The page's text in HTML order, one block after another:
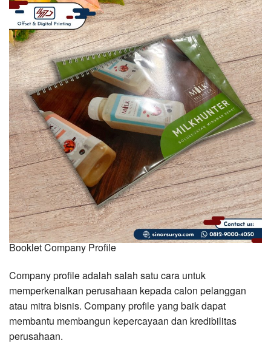
Booklet Company Profile
Company profile adalah salah satu cara untuk
memperkenalkan perusahaan kepada calon pelanggan
atau mitra bisnis. Company profile yang baik dapat
membantu membangun kepercayaan dan kredibilitas
perusahaan.